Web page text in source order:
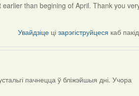
than begining of April. Thank you
Увайдзіце цізарэгіструйцеся каб
пачнецца ў бліжэйшыя дні. Учора